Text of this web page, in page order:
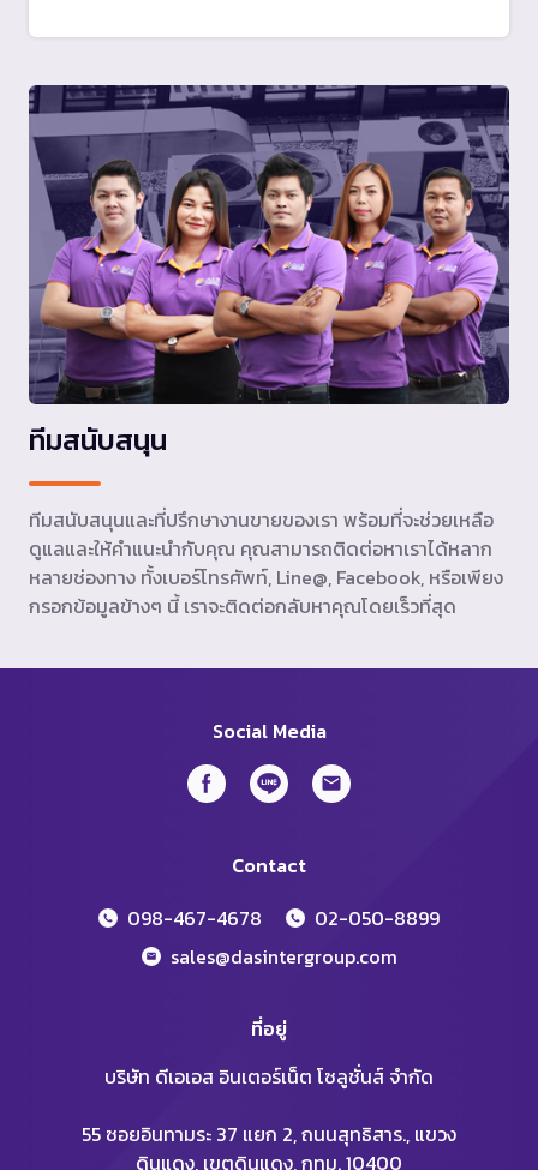
ทีมสนับสนุน
ทีมสนับสนุนและที่ปรึกษางานขายของเรา พร้อมที่จะช่วยเหลือ
ดูแลและให้คำแนะนำกับคุณ คุณสามารถติดต่อหาเราได้หลาก
หลายช่องทาง ทั้งเบอร์โทรศัพท์, Line@, Facebook, หรือเพียง
กรอกข้อมูลข้างๆ นี้ เราจะติดต่อกลับหาคุณโดยเร็วที่สุด
Social Media
Contact
098-467-4678
02-050-8899
sales@dasintergroup.com
ที่อยู่
บริษัท ดีเอเอส อินเตอร์เน็ต โซลูชั่นส์ จำกัด
55 ซอยอินทามระ 37 แยก 2, ถนนสุทธิสาร., แขวง
ดินแดง, เขตดินแดง, กทม. 10400